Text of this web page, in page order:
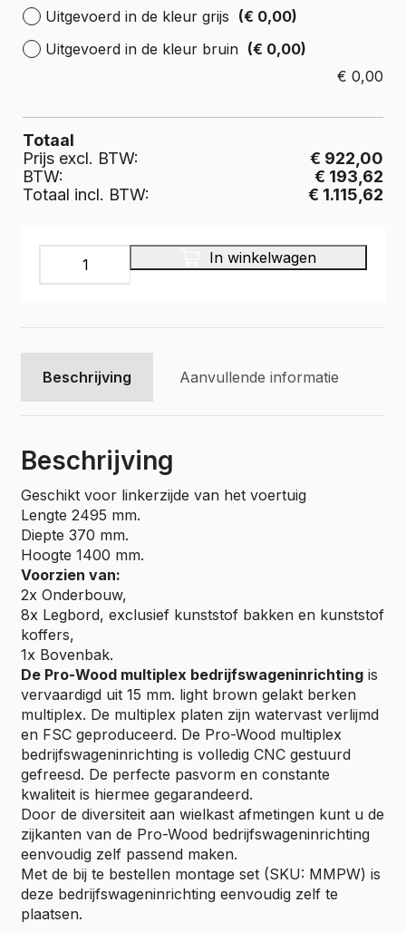
Uitgevoerd in de kleur grijs (€ 0,00)
Uitgevoerd in de kleur bruin (€ 0,00)
€ 0,00
Totaal
Prijs excl. BTW:
€ 922,00
BTW:
€ 193,62
Totaal incl. BTW:
€ 1.115,62
Multiplex
bedrijfswageninrichting,
2495
aantal
In winkelwagen
Beschrijving Aanvullende informatie
Beschrijving
Geschikt voor linkerzijde van het voertuig
Lengte 2495 mm.
Diepte 370 mm.
Hoogte 1400 mm.
Voorzien van:
2x Onderbouw,
8x Legbord, exclusief kunststof bakken en kunststof
koffers,
1x Bovenbak.
De Pro-Wood multiplex bedrijfswageninrichting is
vervaardigd uit 15 mm. light brown gelakt berken
multiplex. De multiplex platen zijn watervast verlijmd
en FSC geproduceerd. De Pro-Wood multiplex
bedrijfswageninrichting is volledig CNC gestuurd
gefreesd. De perfecte pasvorm en constante
kwaliteit is hiermee gegarandeerd.
Door de diversiteit aan wielkast afmetingen kunt u de
zijkanten van de Pro-Wood bedrijfswageninrichting
eenvoudig zelf passend maken.
Met de bij te bestellen montage set (SKU: MMPW) is
deze bedrijfswageninrichting eenvoudig zelf te
plaatsen.